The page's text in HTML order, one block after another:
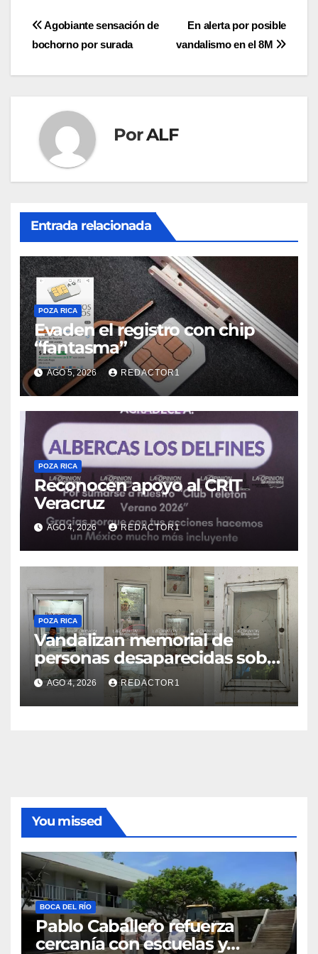
Navegación
En alerta por posible
vandalismo en el 8M
Agobiante sensación de
bochorno por surada
PorALF
Entrada relacionada
POZA RICA
Evaden el registro con chip
“fantasma”
AGO 5, 2026 REDACTOR1
POZA RICA
Reconocen apoyo al CRIT
Veracruz
AGO 4, 2026 REDACTOR1
POZA RICA
Vandalizan memorial de
personas desaparecidas sobre
el bulevar Ruiz Cortines
AGO 4, 2026 REDACTOR1
You missed
BOCA DEL RÍO
Pablo Caballero refuerza
cercanía con escuelas y